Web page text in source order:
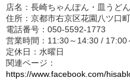
店名：長崎ちゃんぽん・皿うど
住所：京都市右京区花園八ツ口
電話番号：050-5592-1773
営業時間：11:30～14:30 / 17:00
定休日：水曜日
関連ページ：
https://www.facebook.com/